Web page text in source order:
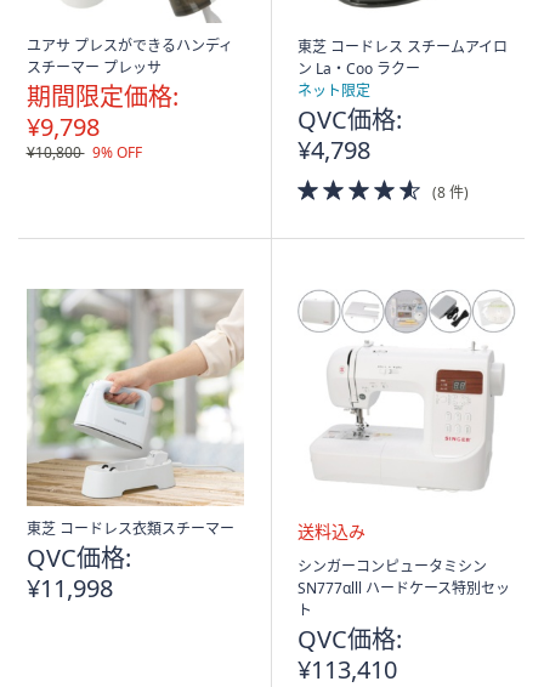
ユアサ プレスができるハンディ
スチーマー プレッサ
期間限定価格:
¥9,798
¥10,800 9% OFF
東芝 コードレス スチームアイロ
ン La・Coo ラクー
ネット限定
QVC価格:
¥4,798
4.5
of
(8 件)
東芝 コードレス衣類スチーマー
QVC価格:
¥11,998
送
料
込
シンガーコンピュータミシン
SN777αlll ハードケース特別セッ
ト
QVC価格:
¥113,410